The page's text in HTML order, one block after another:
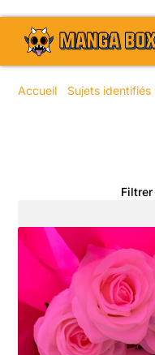
Accueil Sujets identifiés